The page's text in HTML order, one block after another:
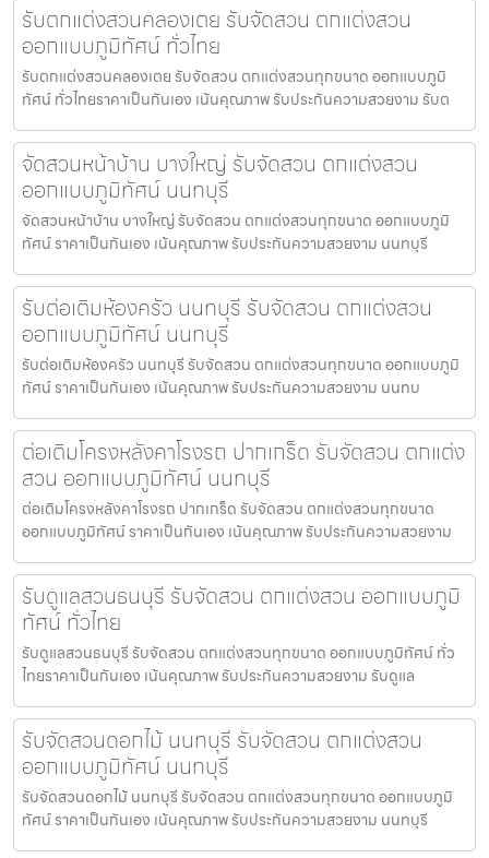
รับตกแต่งสวนคลองเตย รับจัดสวน ตกแต่งสวน
ออกแบบภูมิทัศน์ ทั่วไทย
รับตกแต่งสวนคลองเตย รับจัดสวน ตกแต่งสวนทุกขนาด ออกแบบภูมิ
ทัศน์ ทั่วไทยราคาเป็นกันเอง เน้นคุณภาพ รับประกันความสวยงาม รับต
จัดสวนหน้าบ้าน บางใหญ่ รับจัดสวน ตกแต่งสวน
ออกแบบภูมิทัศน์ นนทบุรี
จัดสวนหน้าบ้าน บางใหญ่ รับจัดสวน ตกแต่งสวนทุกขนาด ออกแบบภูมิ
ทัศน์ ราคาเป็นกันเอง เน้นคุณภาพ รับประกันความสวยงาม นนทบุรี
รับต่อเติมห้องครัว นนทบุรี รับจัดสวน ตกแต่งสวน
ออกแบบภูมิทัศน์ นนทบุรี
รับต่อเติมห้องครัว นนทบุรี รับจัดสวน ตกแต่งสวนทุกขนาด ออกแบบภูมิ
ทัศน์ ราคาเป็นกันเอง เน้นคุณภาพ รับประกันความสวยงาม นนทบ
ต่อเติมโครงหลังคาโรงรถ ปากเกร็ด รับจัดสวน ตกแต่ง
สวน ออกแบบภูมิทัศน์ นนทบุรี
ต่อเติมโครงหลังคาโรงรถ ปากเกร็ด รับจัดสวน ตกแต่งสวนทุกขนาด
ออกแบบภูมิทัศน์ ราคาเป็นกันเอง เน้นคุณภาพ รับประกันความสวยงาม
รับดูแลสวนธนบุรี รับจัดสวน ตกแต่งสวน ออกแบบภูมิ
ทัศน์ ทั่วไทย
รับดูแลสวนธนบุรี รับจัดสวน ตกแต่งสวนทุกขนาด ออกแบบภูมิทัศน์ ทั่ว
ไทยราคาเป็นกันเอง เน้นคุณภาพ รับประกันความสวยงาม รับดูแล
รับจัดสวนดอกไม้ นนทบุรี รับจัดสวน ตกแต่งสวน
ออกแบบภูมิทัศน์ นนทบุรี
รับจัดสวนดอกไม้ นนทบุรี รับจัดสวน ตกแต่งสวนทุกขนาด ออกแบบภูมิ
ทัศน์ ราคาเป็นกันเอง เน้นคุณภาพ รับประกันความสวยงาม นนทบุรี